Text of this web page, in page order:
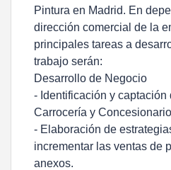
Pintura en Madrid. En
dirección comercial de la
principales tareas a
trabajo serán:
Desarrollo de Negocio
- Identificación y captación
Carrocería y
- Elaboración de
incrementar las ventas de
anexos.